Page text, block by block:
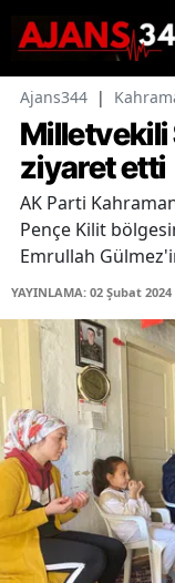
Ajans344 |
Milletvekili
ziyaret etti
AK Parti
Pençe Kilit
Emrullah
YAYINLAMA: 02 Şubat 2024